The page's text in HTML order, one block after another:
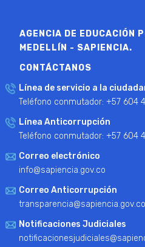
AGENCIA DE EDUCACIÓN
MEDELLÍN - SAPIENCIA.
CONTÁCTANOS
Línea de servicio a la
Teléfono conmutador: +57 604
Línea Anticorrupción
Teléfono conmutador: +57 604
Correo electrónico
info@sapiencia.gov.co
Correo Anticorrupción
transparencia@sapiencia.gov.co
Notificaciones Judiciales